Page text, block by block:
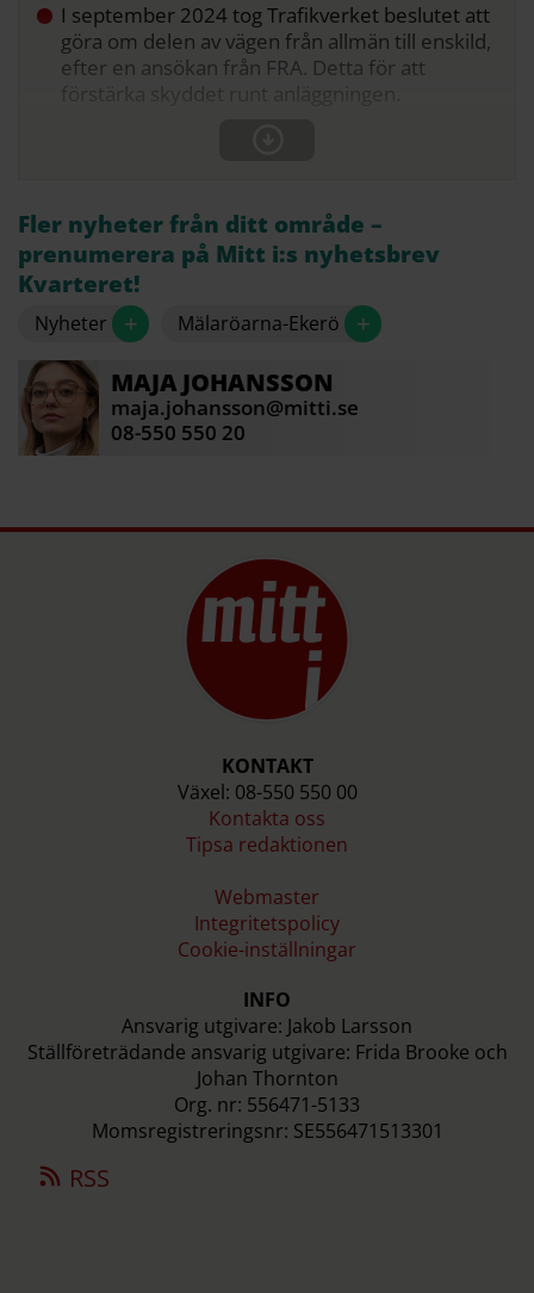
I september 2024 tog Trafikverket beslutet att
göra om delen av vägen från allmän till enskild,
efter en ansökan från FRA. Detta för att
förstärka skyddet runt anläggningen.
Fler nyheter från ditt område –
prenumerera på Mitt i:s nyhetsbrev
Kvarteret!
Nyheter + Mälaröarna-Ekerö +
MAJA JOHANSSON
maja.johansson@mitti.se
08-550 550 20
KONTAKT
Växel: 08-550 550 00
Kontakta oss
Tipsa redaktionen
Webmaster
Integritetspolicy
Cookie-inställningar
INFO
Ansvarig utgivare: Jakob Larsson
Ställföreträdande ansvarig utgivare: Frida Brooke och
Johan Thornton
Org. nr: 556471-5133
Momsregistreringsnr: SE556471513301
RSS